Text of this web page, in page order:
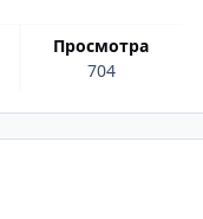
просмотра
704